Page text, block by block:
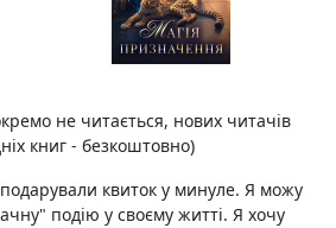
не читається, нових читачів
книг - безкоштовно)
квиток у минуле. Я можу
подію у своєму житті. Я хочу